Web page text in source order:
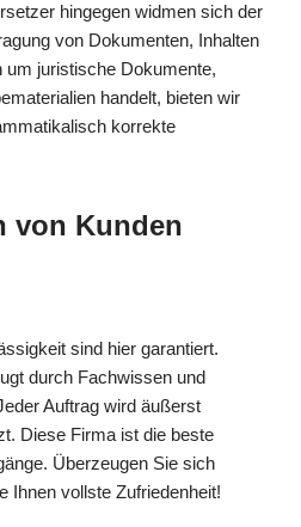
hingegen widmen sich der
von Dokumenten, Inhalten
um juristische Dokumente,
handelt, bieten wir
korrekte
von Kunden
sind hier garantiert.
durch Fachwissen und
Auftrag wird äußerst
Diese Firma ist die beste
Überzeugen Sie sich
Ihnen vollste Zufriedenheit!